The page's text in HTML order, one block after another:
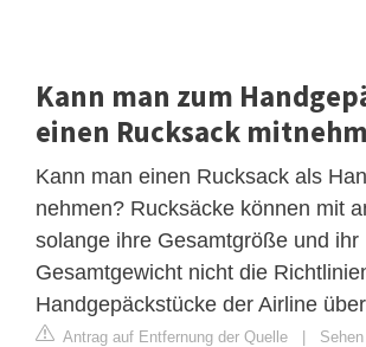
Kann man zum
einen Rucksack
Kann man einen Rucksack als
nehmen? Rucksäcke können mit
solange ihre Gesamtgröße und ihr
Gesamtgewicht nicht die
Handgepäckstücke der Airline
Antrag auf Entfernung der Quelle |